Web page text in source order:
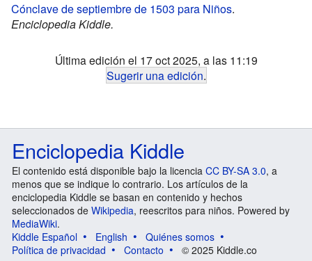
Cónclave de septiembre de 1503 para Niños.
Enciclopedia Kiddle.
Última edición el 17 oct 2025, a las 11:19
Sugerir una edición.
Enciclopedia Kiddle
El contenido está disponible bajo la licencia CC BY-SA 3.0, a
menos que se indique lo contrario. Los artículos de la
enciclopedia Kiddle se basan en contenido y hechos
seleccionados de Wikipedia, reescritos para niños. Powered by
MediaWiki.
Kiddle Español
English
Quiénes somos
Política de privacidad
Contacto © 2025 Kiddle.co